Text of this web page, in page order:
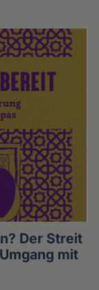
Der Streit
mit